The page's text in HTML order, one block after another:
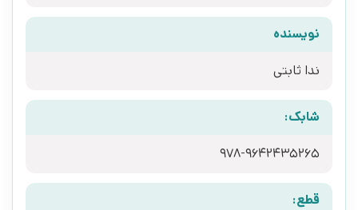
نویسنده
ندا ثابتی
شابک:
978-9642435265
قطع: